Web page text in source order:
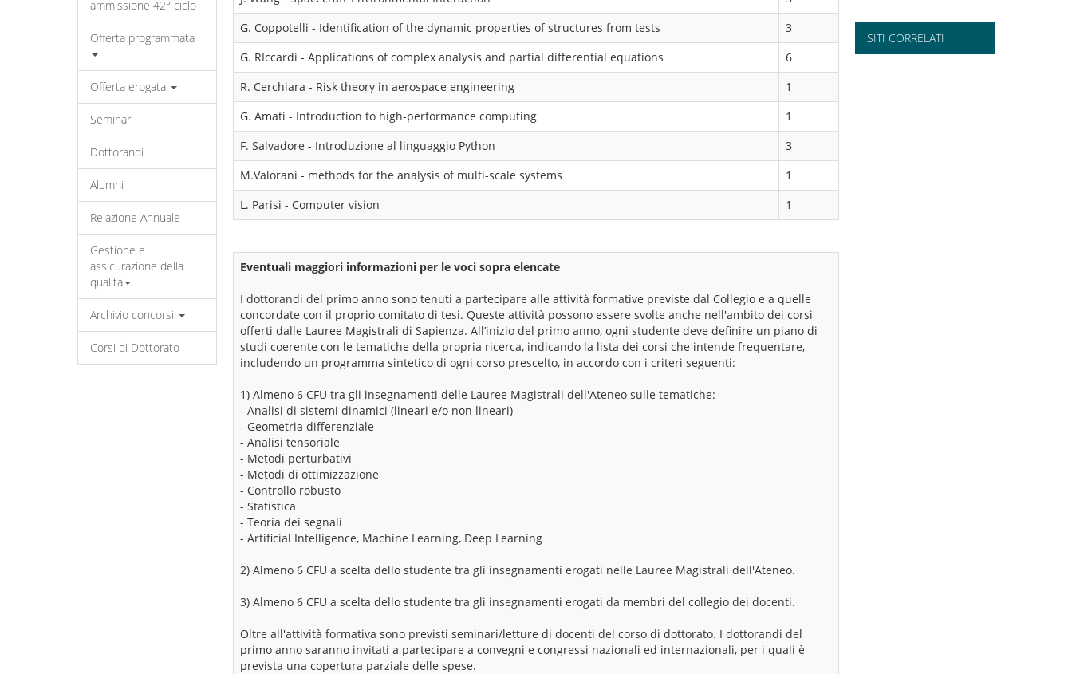
ammissione 42° ciclo
Offerta programmata
Offerta erogata
Seminari
Dottorandi
Alumni
Relazione Annuale
Gestione e
assicurazione della
qualità
Archivio concorsi
Corsi di Dottorato
G. Coppotelli - Identification of the dynamic properties of structures from tests
3
G. RIccardi - Applications of complex analysis and partial differential equations
6
R. Cerchiara - Risk theory in aerospace engineering
1
G. Amati - Introduction to high-performance computing
1
F. Salvadore - Introduzione al linguaggio Python
3
M.Valorani - methods for the analysis of multi-scale systems
1
L. Parisi - Computer vision
1
Eventuali maggiori informazioni per le voci sopra elencate
I dottorandi del primo anno sono tenuti a partecipare alle attività formative previste dal Collegio e a quelle
concordate con il proprio comitato di tesi. Queste attività possono essere svolte anche nell'ambito dei corsi
offerti dalle Lauree Magistrali di Sapienza. All’inizio del primo anno, ogni studente deve definire un piano di
studi coerente con le tematiche della propria ricerca, indicando la lista dei corsi che intende frequentare,
includendo un programma sintetico di ogni corso prescelto, in accordo con i criteri seguenti:
1) Almeno 6 CFU tra gli insegnamenti delle Lauree Magistrali dell'Ateneo sulle tematiche:
- Analisi di sistemi dinamici (lineari e/o non lineari)
- Geometria differenziale
- Analisi tensoriale
- Metodi perturbativi
- Metodi di ottimizzazione
- Controllo robusto
- Statistica
- Teoria dei segnali
- Artificial Intelligence, Machine Learning, Deep Learning
2) Almeno 6 CFU a scelta dello studente tra gli insegnamenti erogati nelle Lauree Magistrali dell'Ateneo.
3) Almeno 6 CFU a scelta dello studente tra gli insegnamenti erogati da membri del collegio dei docenti.
Oltre all'attività formativa sono previsti seminari/letture di docenti del corso di dottorato. I dottorandi del
primo anno saranno invitati a partecipare a convegni e congressi nazionali ed internazionali, per i quali è
prevista una copertura parziale delle spese.
SITI CORRELATI